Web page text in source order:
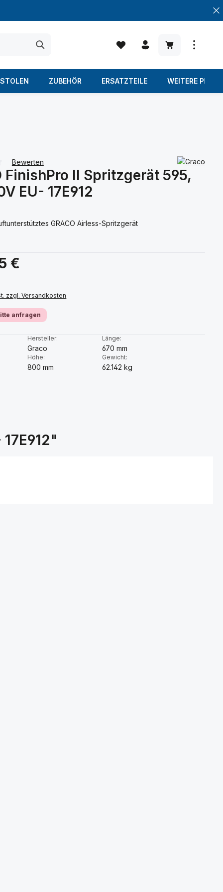
Warenkorb
ZUBEHÖR ERSATZTEILE WEITERE
Bewertung von 0 von 5 Sternen
Bewerten
FinishPro II Spritzgerät 595,
EU- 17E912
GRACO Airless-Spritzgerät
€
zzgl. Versandkosten
anfragen
Hersteller:
Graco
Länge:
670 mm
Höhe:
800 mm
Gewicht:
62.142 kg